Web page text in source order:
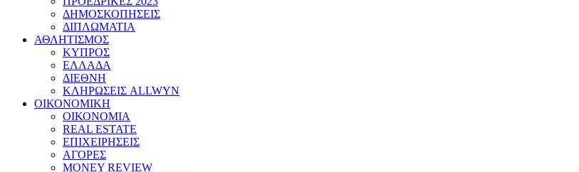
ΔΗΜΟΣΚΟΠΗΣΕΙΣ
ΔΙΠΛΩΜΑΤΙΑ
ΑΘΛΗΤΙΣΜΟΣ
ΚΥΠΡΟΣ
ΕΛΛΑΔΑ
ΔΙΕΘΝΗ
ΚΛΗΡΩΣΕΙΣ ALLWYN
ΟΙΚΟΝΟΜΙΚΗ
ΟΙΚΟΝΟΜΙΑ
REAL ESTATE
ΕΠΙΧΕΙΡΗΣΕΙΣ
ΑΓΟΡΕΣ
MONEY REVIEW